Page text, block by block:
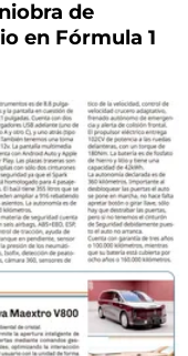
de
en Fórmula 1